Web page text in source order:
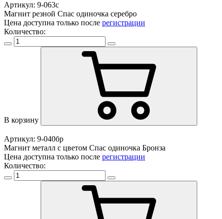
Артикул: 9-063с
Магнит резной Спас одиночка серебро
Цена доступна только после регистрации
Количество:
В корзину
Артикул: 9-040бр
Магнит металл с цветом Спас одиночка Бронза
Цена доступна только после регистрации
Количество: